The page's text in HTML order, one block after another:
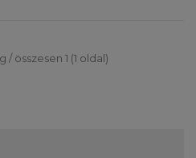
/ összesen 1 (1 oldal)